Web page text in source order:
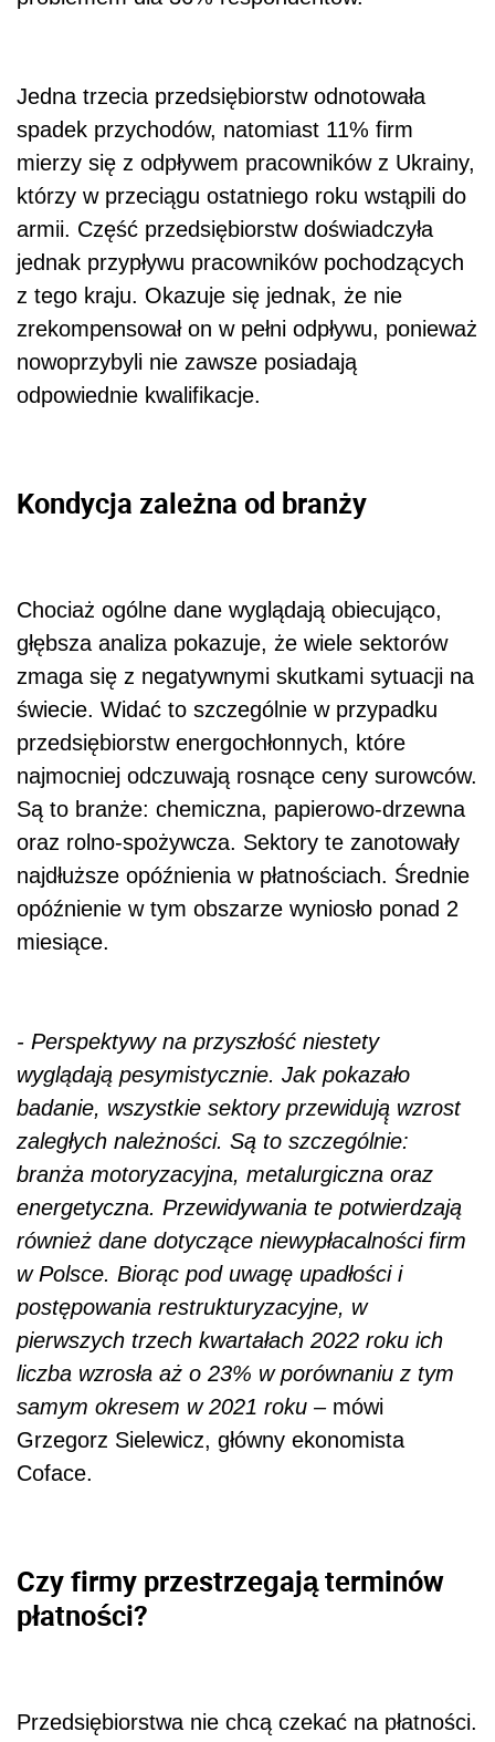
Jedna trzecia przedsiębiorstw odnotowała
spadek przychodów, natomiast 11% firm
mierzy się z odpływem pracowników z Ukrainy,
którzy w przeciągu ostatniego roku wstąpili do
armii. Część przedsiębiorstw doświadczyła
jednak przypływu pracowników pochodzących
z tego kraju. Okazuje się jednak, że nie
zrekompensował on w pełni odpływu, ponieważ
nowoprzybyli nie zawsze posiadają
odpowiednie kwalifikacje.
Kondycja zależna od branży
Chociaż ogólne dane wyglądają obiecująco,
głębsza analiza pokazuje, że wiele sektorów
zmaga się z negatywnymi skutkami sytuacji na
świecie. Widać to szczególnie w przypadku
przedsiębiorstw energochłonnych, które
najmocniej odczuwają rosnące ceny surowców.
Są to branże: chemiczna, papierowo-drzewna
oraz rolno-spożywcza. Sektory te zanotowały
najdłuższe opóźnienia w płatnościach. Średnie
opóźnienie w tym obszarze wyniosło ponad 2
miesiące.
- Perspektywy na przyszłość niestety
wyglądają pesymistycznie. Jak pokazało
badanie, wszystkie sektory przewidują̨ wzrost
zaległych należności. Są to szczególnie:
branża motoryzacyjna, metalurgiczna oraz
energetyczna. Przewidywania te potwierdzają
również dane dotyczące niewypłacalności firm
w Polsce. Biorąc pod uwagę upadłości i
postępowania restrukturyzacyjne, w
pierwszych trzech kwartałach 2022 roku ich
liczba wzrosła aż o 23% w porównaniu z tym
samym okresem w 2021 roku – mówi
Grzegorz Sielewicz, główny ekonomista
Coface.
Czy firmy przestrzegają terminów
płatności?
Przedsiębiorstwa nie chcą czekać na płatności.